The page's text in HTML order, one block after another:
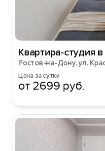
Квартира-студия
Ростов-на-Дону, ул.
Цена за сутки
от 2699 руб.